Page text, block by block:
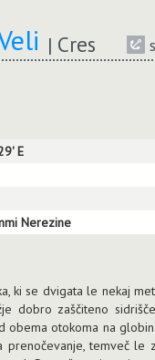
Cres
E
Nerezine
ki se dvigata le nekaj
dobro zaščiteno
obema otokoma na
temveč le